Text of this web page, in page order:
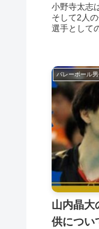
小野寺太志
そして2人
選手として
バレーボール
山内晶大
供につい